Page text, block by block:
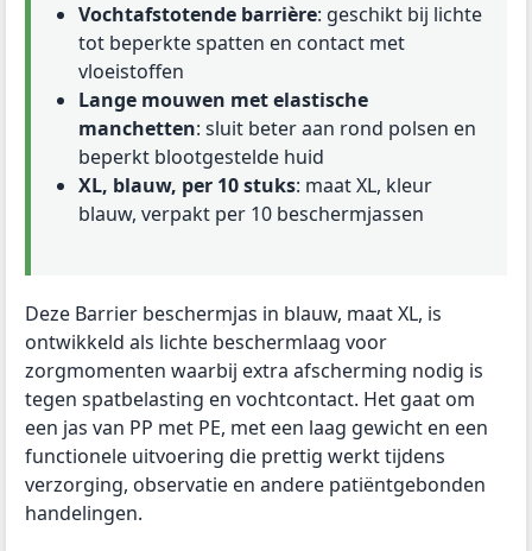
Vochtafstotende barrière: geschikt bij lichte
tot beperkte spatten en contact met
vloeistoffen
Lange mouwen met elastische
manchetten: sluit beter aan rond polsen en
beperkt blootgestelde huid
XL, blauw, per 10 stuks: maat XL, kleur
blauw, verpakt per 10 beschermjassen
Deze Barrier beschermjas in blauw, maat XL, is
ontwikkeld als lichte beschermlaag voor
zorgmomenten waarbij extra afscherming nodig is
tegen spatbelasting en vochtcontact. Het gaat om
een jas van PP met PE, met een laag gewicht en een
functionele uitvoering die prettig werkt tijdens
verzorging, observatie en andere patiëntgebonden
handelingen.